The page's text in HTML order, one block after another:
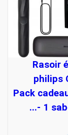
Rasoir
philips
Pack
- 1